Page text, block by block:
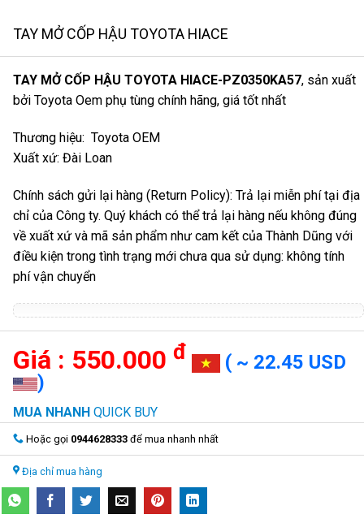
TAY MỞ CỐP HẬU TOYOTA HIACE
TAY MỞ CỐP HẬU TOYOTA HIACE-PZ0350KA57, sản xuất
bởi Toyota Oem phụ tùng chính hãng, giá tốt nhất
Thương hiệu: Toyota OEM
Xuất xứ: Đài Loan
Chính sách gửi lại hàng (Return Policy): Trả lại miễn phí tại địa
chỉ của Công ty. Quý khách có thể trả lại hàng nếu không đúng
về xuất xứ và mã sản phẩm như cam kết của Thành Dũng với
điều kiện trong tình trạng mới chưa qua sử dụng: không tính
phí vận chuyển
550.000 đ
( ~ 22.45 USD
)
MUA NHANH QUICK BUY
Hoặc gọi 0944628333 để mua nhanh nhất
Địa chỉ mua hàng